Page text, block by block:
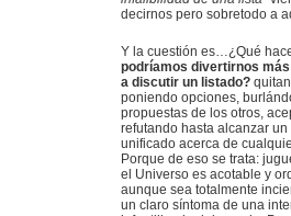
decirnos pero sobretodo a
Y la cuestión es…¿Qué
podríamos divertirnos
a discutir un listado?
poniendo opciones,
propuestas de los otros,
refutando hasta alcanzar
unificado acerca de
Porque de eso se trata:
el Universo es acotable y
aunque sea totalmente
un claro síntoma de una